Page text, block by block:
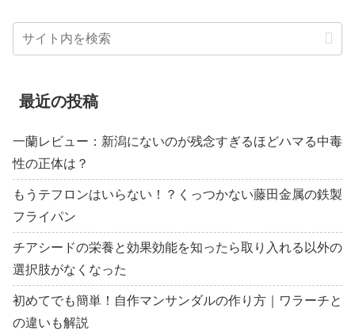
最近の投稿
一蘭レビュー：新潟にないのが残念すぎるほどハマる中毒
性の正体は？
もうテフロンはいらない！？くっつかない藤田金属の鉄製
フライパン
チアシードの栄養と効果効能を知ったら取り入れる以外の
選択肢がなくなった
初めてでも簡単！自作マンサンダルの作り方｜ワラーチと
の違いも解説